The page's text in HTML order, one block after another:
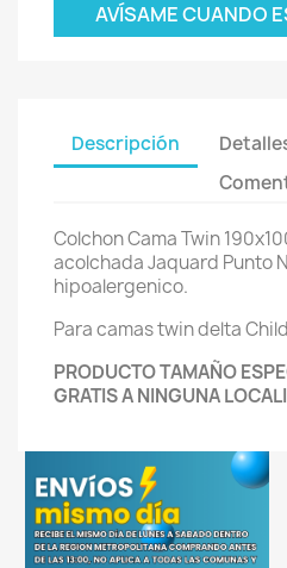
AVÍSAME CUANDO
Descripción
Colchon Cama Twin
acolchada Jaquard Punto
hipoalergenico.
Para camas twin delta
PRODUCTO TAMAÑO
GRATIS A NINGUNA